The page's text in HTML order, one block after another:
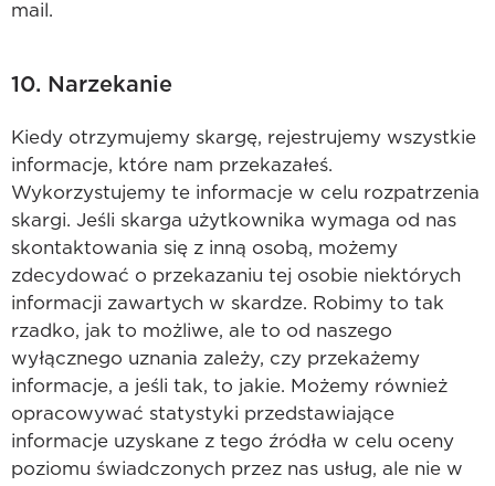
mail.
10. Narzekanie
Kiedy otrzymujemy skargę, rejestrujemy wszystkie
informacje, które nam przekazałeś.
Wykorzystujemy te informacje w celu rozpatrzenia
skargi. Jeśli skarga użytkownika wymaga od nas
skontaktowania się z inną osobą, możemy
zdecydować o przekazaniu tej osobie niektórych
informacji zawartych w skardze. Robimy to tak
rzadko, jak to możliwe, ale to od naszego
wyłącznego uznania zależy, czy przekażemy
informacje, a jeśli tak, to jakie. Możemy również
opracowywać statystyki przedstawiające
informacje uzyskane z tego źródła w celu oceny
poziomu świadczonych przez nas usług, ale nie w